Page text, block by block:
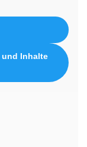
und Inhalte